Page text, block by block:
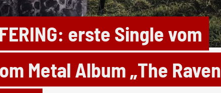
erste Single vom
Metal Album „The Raven